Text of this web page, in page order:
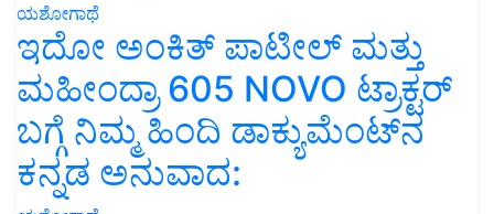
ಯಶೋಗಾಥೆ
ಇದೋ ಅಂಕಿತ್ ಪಾಟೀಲ್ ಮತ್ತು
ಮಹೀಂದ್ರಾ 605 NOVO ಟ್ರಾಕ್ಟರ್
ಬಗ್ಗೆ ನಿಮ್ಮ ಹಿಂದಿ ಡಾಕ್ಯುಮೆಂಟ್‌ನ
ಕನ್ನಡ ಅನುವಾದ: